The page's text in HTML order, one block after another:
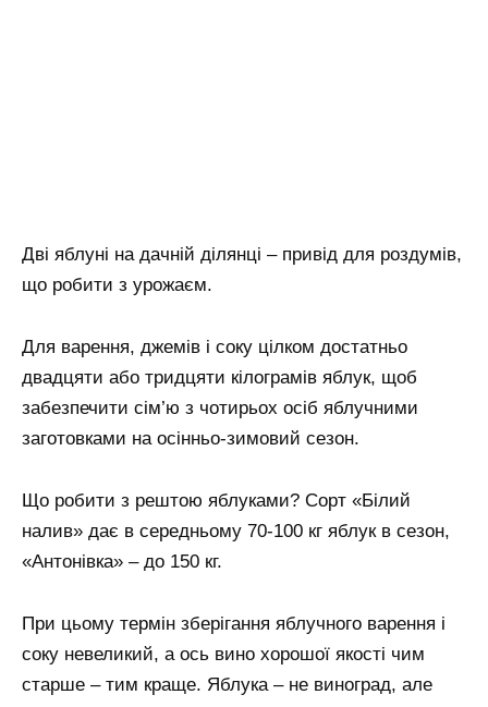
Дві яблуні на дачній ділянці – привід для роздумів,
що робити з урожаєм.
Для варення, джемів і соку цілком достатньо
двадцяти або тридцяти кілограмів яблук, щоб
забезпечити сім’ю з чотирьох осіб яблучними
заготовками на осінньо-зимовий сезон.
Що робити з рештою яблуками? Сорт «Білий
налив» дає в середньому 70-100 кг яблук в сезон,
«Антонівка» – до 150 кг.
При цьому термін зберігання яблучного варення і
соку невеликий, а ось вино хорошої якості чим
старше – тим краще. Яблука – не виноград, але